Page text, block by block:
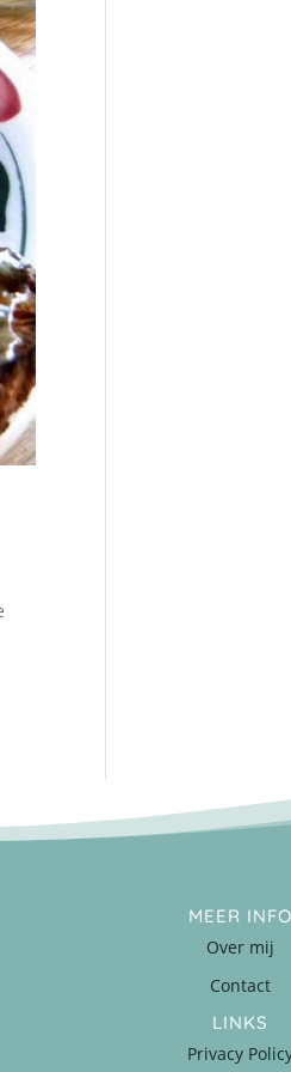
MEER INFO
Over mij
Contact
LINKS
Privacy